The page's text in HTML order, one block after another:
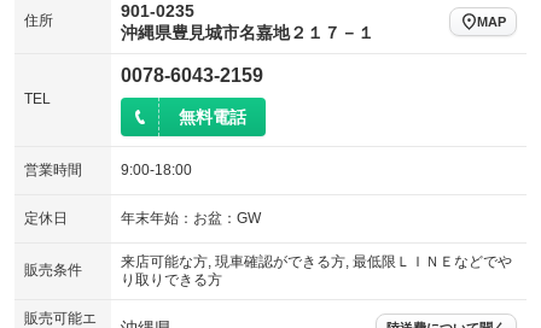
住所
901-0235
沖縄県豊見城市名嘉地２１７－１
MAP
TEL
0078-6043-2159
無料電話
営業時間 9:00-18:00
定休日 年末年始：お盆：GW
販売条件
来店可能な方, 現車確認ができる方, 最低限ＬＩＮＥなどでや
り取りできる方
販売可能エ